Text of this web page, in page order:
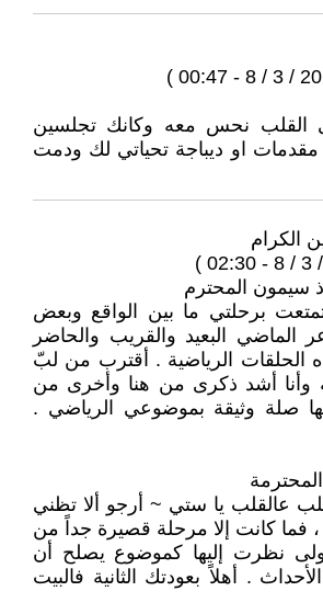
القلب نحس معه وكانك تجلسين
مقدمات او ديباجة تحياتي لك ودمت
سيمون المحترم
برحلتي ما بين الواقع وبعض
الماضي البعيد والقريب والحاضر
الحلقات الرياضية . أقترب من لبّ
وأنا أشد ذكرى من هنا وأخرى من
صلة وثيقة بموضوعي الرياضي .
عالقلب يا ستي ~ أرجو ألا تظني
، فما كانت إلا مرحلة قصيرة جداً من
نظرت إليها كموضوع يصلح أن
. أهلاً بعودتك الثانية فالبيت